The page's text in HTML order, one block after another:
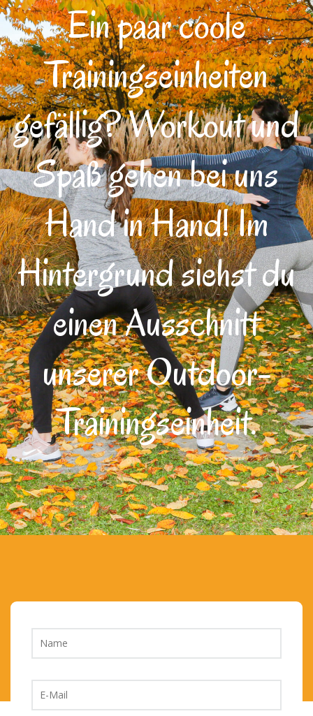
Ein paar coole
Trainingseinheiten
gefällig? Workout und
Spaß gehen bei uns
Hand in Hand! Im
Hintergrund siehst du
einen Ausschnitt
unserer Outdoor-
Trainingseinheit.